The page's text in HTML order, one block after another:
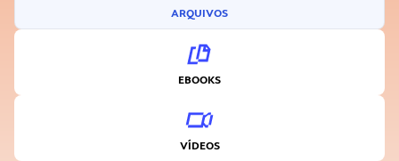
ARQUIVOS
EBOOKS
VÍDEOS